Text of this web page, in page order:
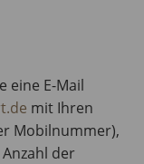
eine E-Mail
mit Ihren
Mobilnummer),
der